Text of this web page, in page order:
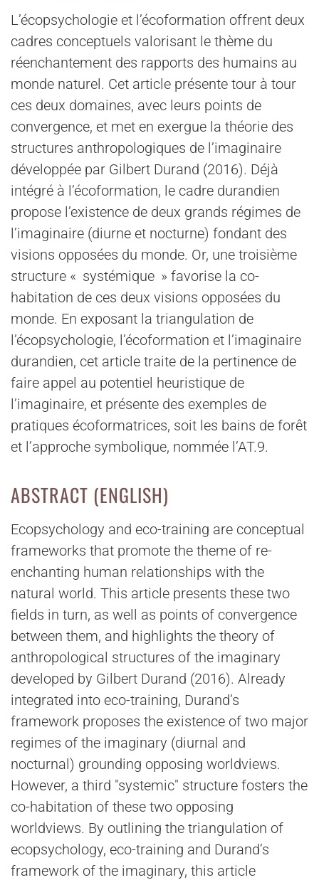
L’écopsychologie et l’écoformation offrent deux
cadres conceptuels valorisant le thème du
réenchantement des rapports des humains au
monde naturel. Cet article présente tour à tour
ces deux domaines, avec leurs points de
convergence, et met en exergue la théorie des
structures anthropologiques de l’imaginaire
développée par Gilbert Durand (2016). Déjà
intégré à l’écoformation, le cadre durandien
propose l’existence de deux grands régimes de
l’imaginaire (diurne et nocturne) fondant des
visions opposées du monde. Or, une troisième
structure « systémique » favorise la co-
habitation de ces deux visions opposées du
monde. En exposant la triangulation de
l’écopsychologie, l’écoformation et l’imaginaire
durandien, cet article traite de la pertinence de
faire appel au potentiel heuristique de
l’imaginaire, et présente des exemples de
pratiques écoformatrices, soit les bains de forêt
et l’approche symbolique, nommée l’AT.9.
ABSTRACT (ENGLISH)
Ecopsychology and eco-training are conceptual
frameworks that promote the theme of re-
enchanting human relationships with the
natural world. This article presents these two
fields in turn, as well as points of convergence
between them, and highlights the theory of
anthropological structures of the imaginary
developed by Gilbert Durand (2016). Already
integrated into eco-training, Durand’s
framework proposes the existence of two major
regimes of the imaginary (diurnal and
nocturnal) grounding opposing worldviews.
However, a third "systemic" structure fosters the
co-habitation of these two opposing
worldviews. By outlining the triangulation of
ecopsychology, eco-training and Durand’s
framework of the imaginary, this article